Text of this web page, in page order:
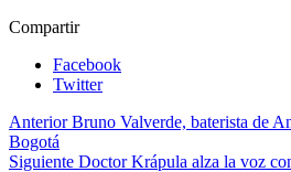
Compartir
Facebook
Twitter
AnteriorBruno Valverde, baterista de
Bogotá
Siguiente Doctor Krápula alza la voz